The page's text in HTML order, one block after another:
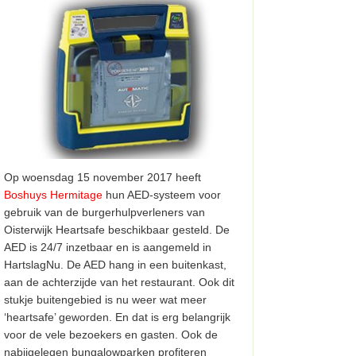
Op woensdag 15 november 2017 heeft
Boshuys Hermitage hun AED-systeem voor
gebruik van de burgerhulpverleners van
Oisterwijk Heartsafe beschikbaar gesteld. De
AED is 24/7 inzetbaar en is aangemeld in
HartslagNu. De AED hang in een buitenkast,
aan de achterzijde van het restaurant. Ook dit
stukje buitengebied is nu weer wat meer
‘heartsafe’ geworden. En dat is erg belangrijk
voor de vele bezoekers en gasten. Ook de
nabijgelegen bungalowparken profiteren